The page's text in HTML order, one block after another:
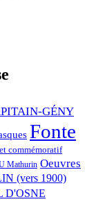
GÉNY
Fonte
commémoratif
Mathurin Oeuvres
(vers 1900)
D'OSNE